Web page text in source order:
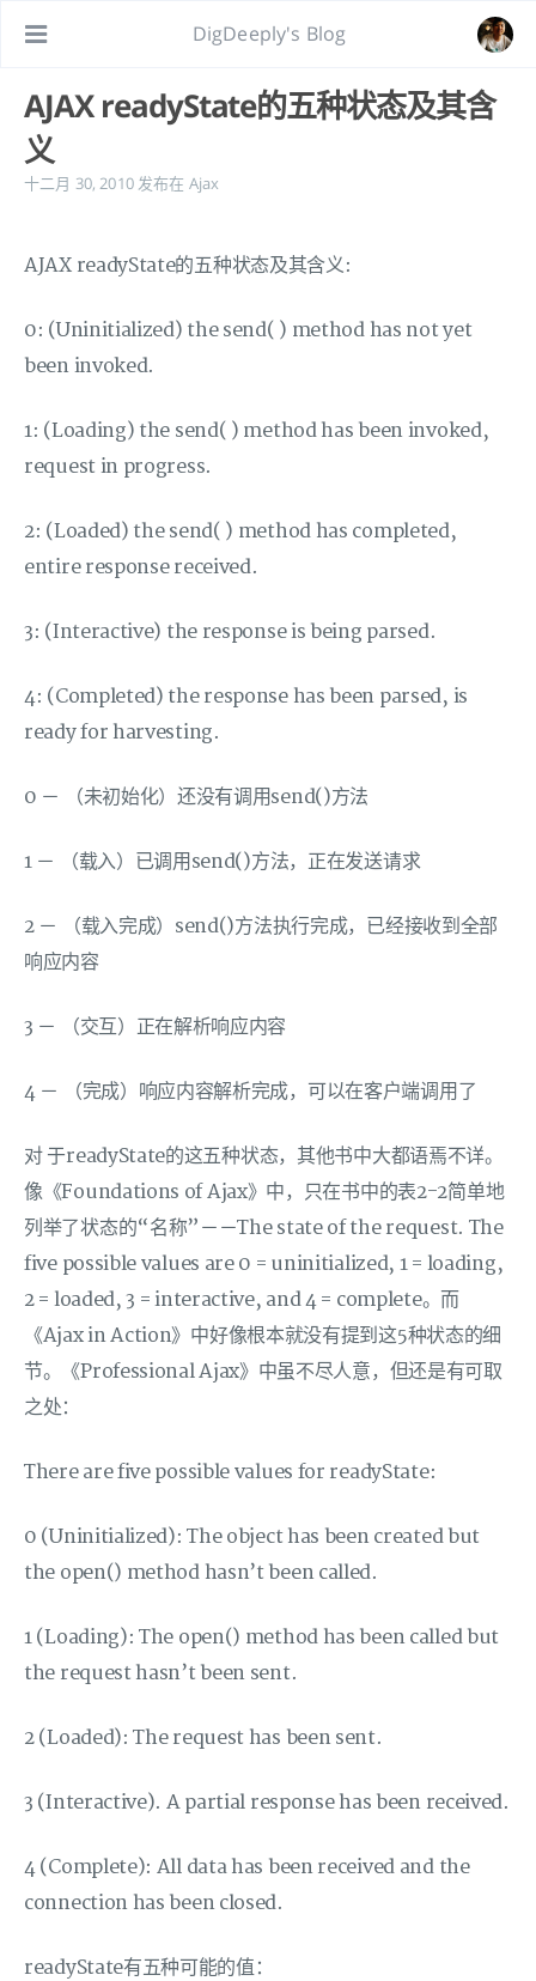
DigDeeply's Blog
AJAX readyState的五种状态及其含
义
十二月 30, 2010 发布在 Ajax
AJAX readyState的五种状态及其含义:
0: (Uninitialized) the send( ) method has not yet
been invoked.
1: (Loading) the send( ) method has been invoked,
request in progress.
2: (Loaded) the send( ) method has completed,
entire response received.
3: (Interactive) the response is being parsed.
4: (Completed) the response has been parsed, is
ready for harvesting.
0 － （未初始化）还没有调用send()方法
1 － （载入）已调用send()方法，正在发送请求
2 － （载入完成）send()方法执行完成，已经接收到全部
响应内容
3 － （交互）正在解析响应内容
4 － （完成）响应内容解析完成，可以在客户端调用了
对 于readyState的这五种状态，其他书中大都语焉不详。
像《Foundations of Ajax》中，只在书中的表2-2简单地
列举了状态的“名称”－－The state of the request. The
five possible values are 0 = uninitialized, 1 = loading,
2 = loaded, 3 = interactive, and 4 = complete。而
《Ajax in Action》中好像根本就没有提到这5种状态的细
节。《Professional Ajax》中虽不尽人意，但还是有可取
之处：
There are five possible values for readyState:
0 (Uninitialized): The object has been created but
the open() method hasn’t been called.
1 (Loading): The open() method has been called but
the request hasn’t been sent.
2 (Loaded): The request has been sent.
3 (Interactive). A partial response has been received.
4 (Complete): All data has been received and the
connection has been closed.
readyState有五种可能的值：